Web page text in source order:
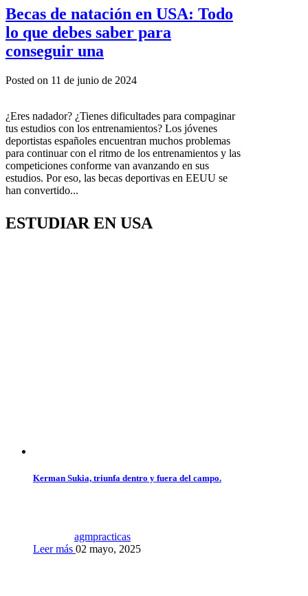
Becas de natación en USA: Todo
lo que debes saber para
conseguir una
Posted on 11 de junio de 2024
¿Eres nadador? ¿Tienes dificultades para compaginar
tus estudios con los entrenamientos? Los jóvenes
deportistas españoles encuentran muchos problemas
para continuar con el ritmo de los entrenamientos y las
competiciones conforme van avanzando en sus
estudios. Por eso, las becas deportivas en EEUU se
han convertido...
ESTUDIAR EN USA
Kerman Sukia, triunfa dentro y fuera del campo.
agmpracticas
Leer más 02 mayo, 2025